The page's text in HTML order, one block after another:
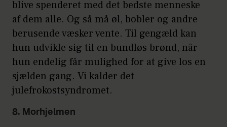
blive spenderet med det bedste menneske
af dem alle. Og så må øl, bobler og andre
berusende væsker vente. Til gengæld kan
hun udvikle sig til en bundløs brønd, når
hun endelig får mulighed for at give los en
sjælden gang. Vi kalder det
julefrokostsyndromet.
8. Morhjelmen